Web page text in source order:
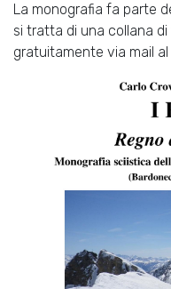
La monografia fa parte
si tratta di una collana
gratuitamente via mail